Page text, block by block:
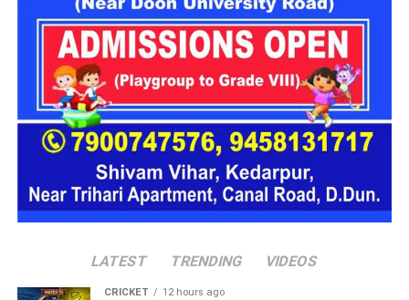
16 घरों में मिलेगा परिवार जैसा माहौल
प्रस्तावित आलंबन गांव में कॉटेज और छोटे घर विकसित किए जाएंगे। यहां
एक परिवार की तर्ज पर लोगों को रखा जाएगा। योजना के मुताबिक, एक
यूनिट में करीब दो महिलाएं, चार बच्चे और एक किशोरी को शामिल किया
जाएगा। इस तरह उन्हें एक परिवार की तरह साथ रहने का अवसर मिलेगा।
हर यूनिट में अलग किचन जैसी सुविधाएं भी होंगी, ताकि वहां रहने वाली
महिलाओं और बच्चों को रोजमर्रा के जीवन में ज्यादा स्वतंत्रता और जिम्मेदारी
का अनुभव हो सके। प्रस्तावित परिसर में कुल 16 घर विकसित किए
जाएंगे, जिनमें करीब 88 लोगों के रहने की व्यवस्था होगी।
LATEST TRENDING VIDEOS
CRICKET 12 hours ago